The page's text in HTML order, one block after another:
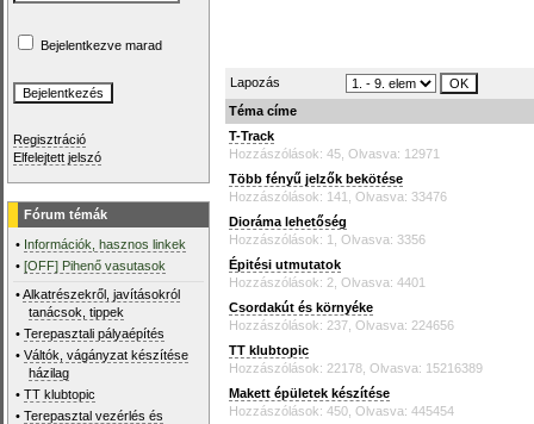
Bejelentkezve marad
Regisztráció
Elfelejtett jelszó
Fórum témák
• Információk, hasznos linkek
•[OFF] Pihenő vasutasok
•Alkatrészekről, javításokról
tanácsok, tippek
•Terepasztali pályaépítés
•Váltók, vágányzat készítése
házilag
•TT klubtopic
•Terepasztal vezérlés és
Lapozás
Téma címe
T-Track
Hozzászólások: 45, Olvasva: 12971
Több fényű jelzők bekötése
Hozzászólások: 141, Olvasva: 33476
Dioráma lehetőség
Hozzászólások: 1, Olvasva: 3356
Épitési utmutatok
Hozzászólások: 2, Olvasva: 4401
Csordakút és környéke
Hozzászólások: 237, Olvasva: 224656
TT klubtopic
Hozzászólások: 22178, Olvasva: 15216389
Makett épületek készítése
Hozzászólások: 450, Olvasva: 445454